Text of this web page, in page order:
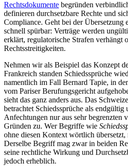
Rechtsdokumente begründen
definieren durchsetzbare Rechte und
Compliance. Geht bei der Übersetzung
schnell spürbar: Verträge werden
erklärt, regulatorische Strafen verhängt
Rechtsstreitigkeiten.
Nehmen wir als Beispiel das Konzept
Frankreich standen Schiedssprüche
namentlich im Fall Bernard Tapie, in
vom Pariser Berufungsgericht
sieht das ganz anders aus. Das
betrachtet Schiedssprüche als endgültig
Anfechtungen nur aus sehr begrenzten
Gründen zu. Wer Begriffe wie
ohne diesen Kontext wörtlich
Derselbe Begriff mag zwar in beiden
seine rechtliche Wirkung und
jedoch erheblich.